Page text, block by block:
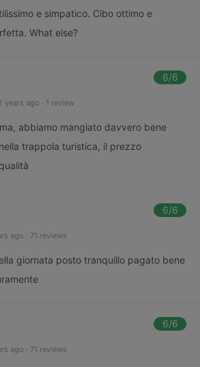
e simpatico. Cibo ottimo e
What else?
6/6
years ago · 1 review
abbiamo mangiato davvero bene
trappola turistica, il prezzo
6/6
ago · 71 reviews
giornata posto tranquillo pagato bene
6/6
ago · 71 reviews